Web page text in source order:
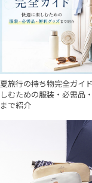
夏旅行の持ち物完全ガイ
しむための服装・必需品
まで紹介